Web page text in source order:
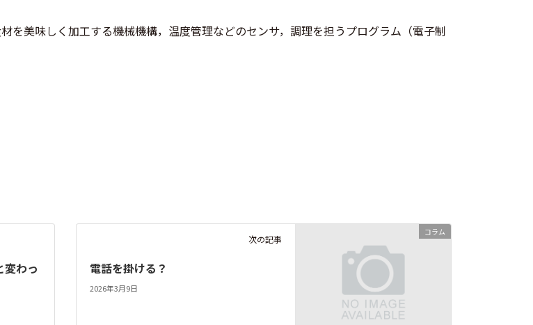
を美味しく加工する機械機構，温度管理などのセンサ，調理を担うプログラム（電子制
変わっ
コラム
次の記事
電話を掛ける？
2026年3月9日